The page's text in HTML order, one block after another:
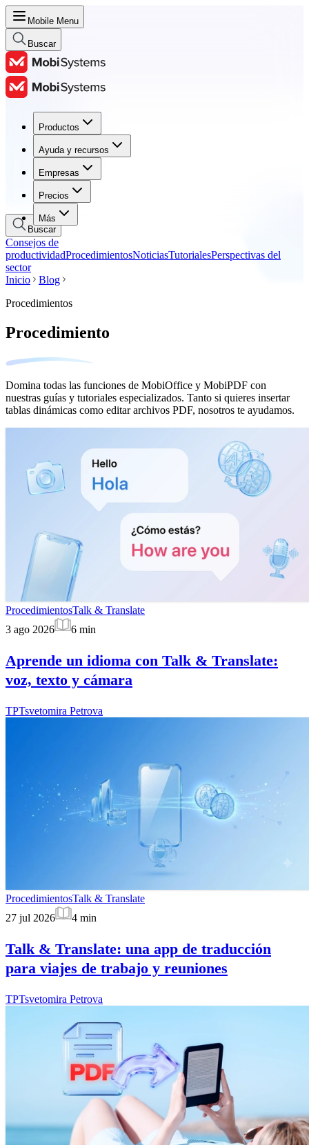
Mobile Menu
Buscar
Productos
Ayuda y recursos
Empresas
Precios
Más
Productos
Ayuda y recursos
Empresas
Precios
Buscar
Consejos de
productividadProcedimientosNoticiasTutorialesPerspectivas del
sector
Inicio
Blog
Procedimientos
Procedimiento
Domina todas las funciones de MobiOffice y MobiPDF con
nuestras guías y tutoriales especializados. Tanto si quieres insertar
tablas dinámicas como editar archivos PDF, nosotros te ayudamos.
ProcedimientosTalk & Translate
3 ago 2026
6 min
Aprende un idioma con Talk & Translate:
voz, texto y cámara
TPTsvetomira Petrova
ProcedimientosTalk & Translate
27 jul 2026
4 min
Talk & Translate: una app de traducción
para viajes de trabajo y reuniones
TPTsvetomira Petrova